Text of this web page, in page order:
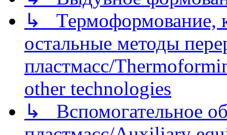
↳ Термоформование,
остальные методы
пластмасс/
other technologies
↳ Вспомогательное